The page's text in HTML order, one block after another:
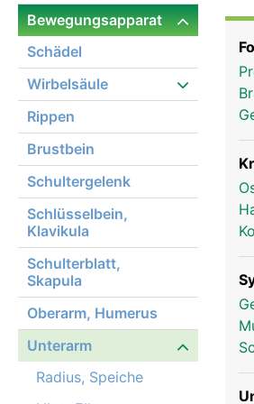
Bewegungsapparat
Schädel
Wirbelsäule
Rippen
Brustbein
Schultergelenk
Schlüsselbein,
Klavikula
Schulterblatt,
Skapula
Oberarm, Humerus
Unterarm
Radius, Speiche